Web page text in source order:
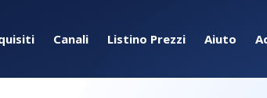
Canali Listino Prezzi Aiuto